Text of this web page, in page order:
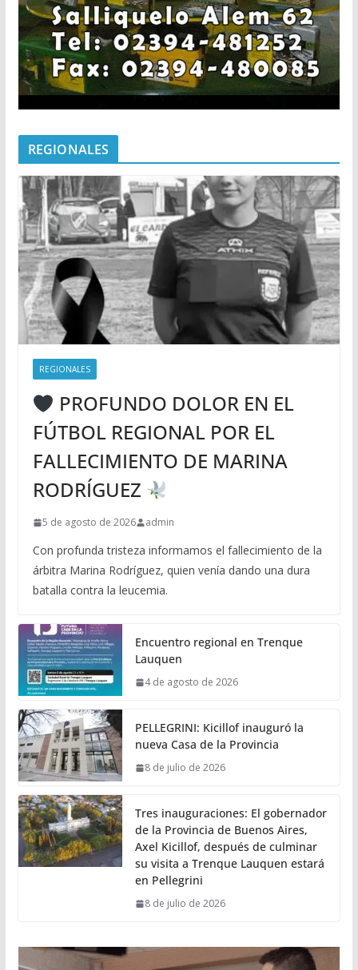
REGIONALES
REGIONALES
PROFUNDO DOLOR EN EL
FÚTBOL REGIONAL POR EL
FALLECIMIENTO DE MARINA
RODRÍGUEZ
5 de agosto de 2026 admin
Con profunda tristeza informamos el fallecimiento de la
árbitra Marina Rodríguez, quien venía dando una dura
batalla contra la leucemia.
Encuentro regional en Trenque
Lauquen
4 de agosto de 2026
PELLEGRINI: Kicillof inauguró la
nueva Casa de la Provincia
8 de julio de 2026
Tres inauguraciones: El gobernador
de la Provincia de Buenos Aires,
Axel Kicillof, después de culminar
su visita a Trenque Lauquen estará
en Pellegrini
8 de julio de 2026